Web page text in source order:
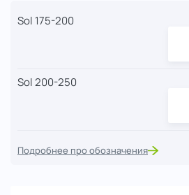
Sol 175-200
Sol 200-250
Подробнее про обозначения